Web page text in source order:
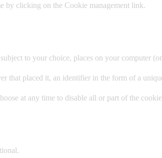
by clicking on the Cookie management link.
to your choice, places on your computer
that placed it, an identifier in the form of a
at any time to disable all or part of the